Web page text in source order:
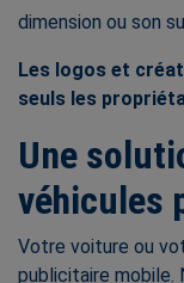
dimension ou son
Les logos et
seuls les
Une
véhicules
Votre voiture ou
publicitaire mobile.